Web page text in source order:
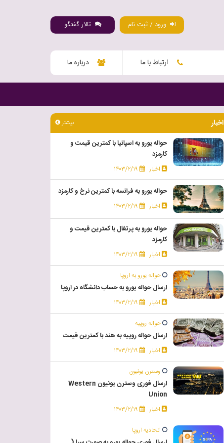
ورود / ثبت نام تالار گفتگو
ارتباط با ما درباره ما
اخبار بیشتر
حواله یورو به اسپانیا با کمترین قیمت و
کارمزد
اخبار ۱۴۰۳/۲/۱۹
حواله یورو به فرانسه با کمترین نرخ و کارمزد
اخبار ۱۴۰۳/۲/۱۹
حواله یورو به پرتغال با کمترین قیمت و
کارمزد
اخبار ۱۴۰۳/۲/۱۹
حواله یورو به اروپا
ارسال حواله یورو به حساب دانشگاه در اروپا
اخبار ۱۴۰۳/۲/۱۹
حواله روپیه
ارسال حواله روپیه به هند با کمترین قیمت
اخبار ۱۴۰۳/۲/۱۹
وسترن یونیون
ارسال فوری وسترن یونیون Western
Union
اخبار ۱۴۰۳/۲/۱۹
اتحادیه اروپا